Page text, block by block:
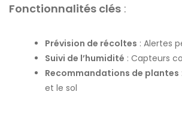
Fonctionnalités clés :
Prévision de récoltes : Alertes
Suivi de l’humidité : Capteurs
Recommandations de plantes
et le sol